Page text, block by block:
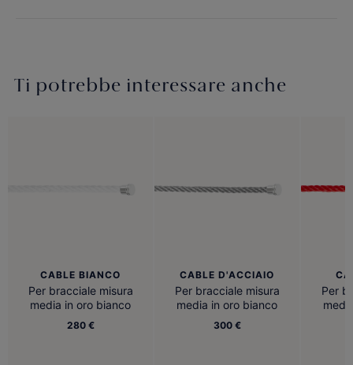
Ti potrebbe interessare anche
CABLE BIANCO
Per bracciale misura
media in oro bianco
280 €
CABLE D'ACCIAIO
Per bracciale misura
media in oro bianco
300 €
Per